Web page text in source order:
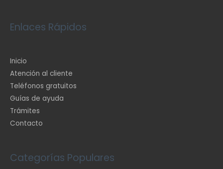
Enlaces Rápidos
Inicio
Atención al cliente
Teléfonos gratuitos
Guías de ayuda
Trámites
Contacto
Categorías Populares